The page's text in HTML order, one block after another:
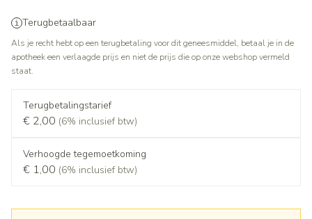
Terugbetaalbaar
Als je recht hebt op een terugbetaling voor dit geneesmiddel, betaal je in de
apotheek een verlaagde prijs en niet de prijs die op onze webshop vermeld
staat.
Terugbetalingstarief
€ 2,00 (6% inclusief btw)
Verhoogde tegemoetkoming
€ 1,00 (6% inclusief btw)